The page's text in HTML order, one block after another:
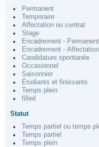
Permanent
Temporaire
Affectation ou contrat
Stage
Encadrement - Permanent
Encadrement - Affectation
Candidature spontanée
Occasionnel
Saisonnier
Étudiants et finissants
Temps plein
filled
Statut
Temps partiel ou temps
Temps partiel
Temps plein